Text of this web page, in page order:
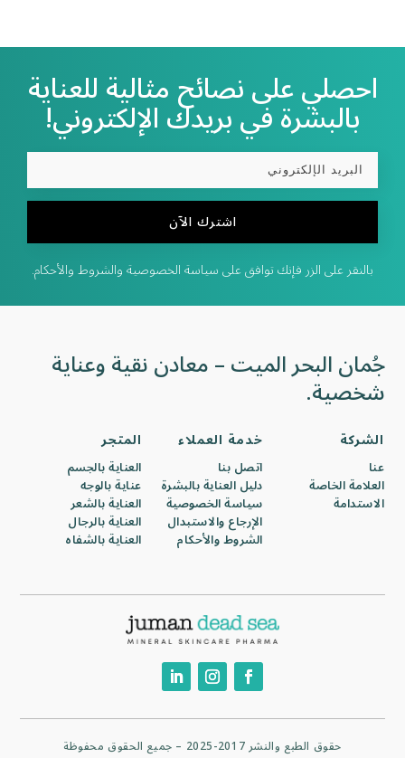
احصلي على نصائح مثالية للعناية
بالبشرة في بريدك الإلكتروني!
اشترك الآن
بالنقر على الزر فإنك توافق على سياسة الخصوصية والشروط والأحكام.
جُمان البحر الميت – معادن نقية وعناية
شخصية.
المتجر
العناية بالجسم
عناية بالوجه
العناية بالشعر
العناية بالرجال
العناية بالشفاه
خدمة العملاء
اتصل بنا
دليل العناية بالبشرة
سياسة الخصوصية
الإرجاع والاستبدال
الشروط والأحكام
الشركة
عنا
العلامة الخاصة
الاستدامة
حقوق الطبع والنشر 2017-2025 – جميع الحقوق محفوظة